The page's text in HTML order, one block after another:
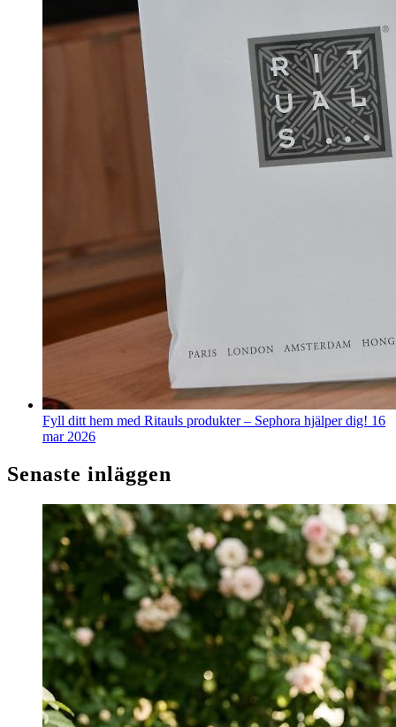
Fyll ditt hem med Ritauls produkter – Sephora hjälper dig! 16
mar 2026
Senaste inläggen